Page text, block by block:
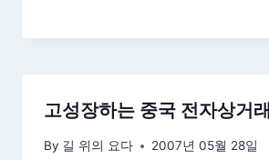
고성장하는 중국 전자상거래
By 길 위의 요다 2007년 05월 28일